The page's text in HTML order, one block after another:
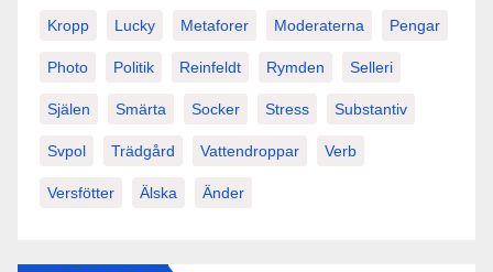
Kropp Lucky Metaforer Moderaterna Pengar
Photo Politik Reinfeldt Rymden Selleri
Själen Smärta Socker Stress Substantiv
Svpol Trädgård Vattendroppar Verb
Versfötter Älska Änder